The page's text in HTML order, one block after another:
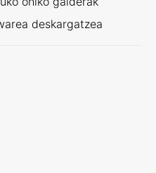
deskargatzea